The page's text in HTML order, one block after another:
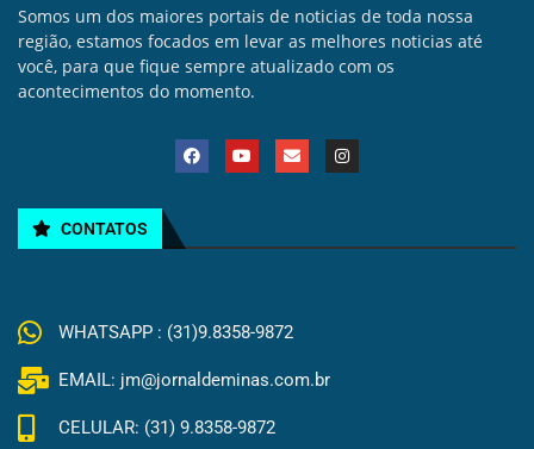
Somos um dos maiores portais de noticias de toda nossa
região, estamos focados em levar as melhores noticias até
você, para que fique sempre atualizado com os
acontecimentos do momento.
CONTATOS
WHATSAPP : (31)9.8358-9872
EMAIL: jm@jornaldeminas.com.br
CELULAR: (31) 9.8358-9872